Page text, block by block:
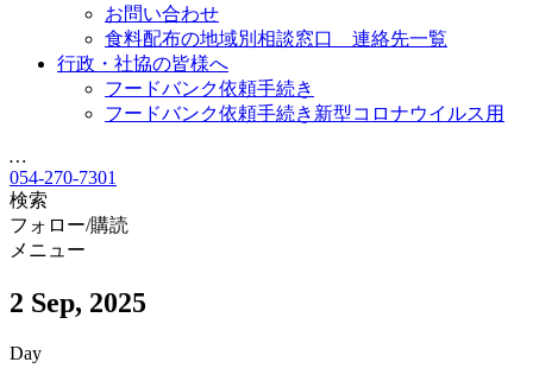
お問い合わせ
食料配布の地域別相談窓口 連絡先一覧
行政・社協の皆様へ
フードバンク依頼手続き
フードバンク依頼手続き新型コロナウイルス用
…
054-270-7301
検索
フォロー/購読
メニュー
2 Sep, 2025
Day